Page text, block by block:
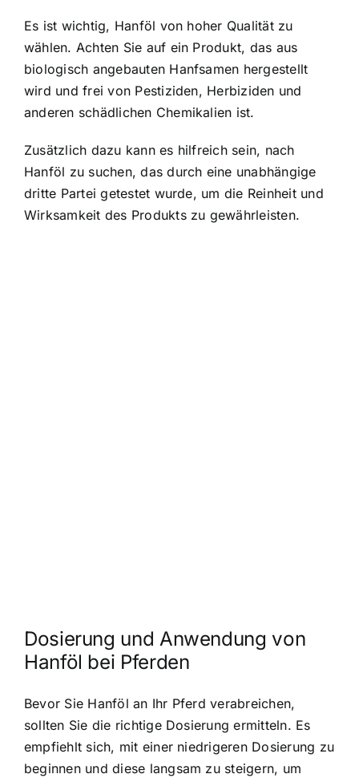
Es ist wichtig, Hanföl von hoher Qualität zu
wählen. Achten Sie auf ein Produkt, das aus
biologisch angebauten Hanfsamen hergestellt
wird und frei von Pestiziden, Herbiziden und
anderen schädlichen Chemikalien ist.
Zusätzlich dazu kann es hilfreich sein, nach
Hanföl zu suchen, das durch eine unabhängige
dritte Partei getestet wurde, um die Reinheit und
Wirksamkeit des Produkts zu gewährleisten.
Dosierung und Anwendung von
Hanföl bei Pferden
Bevor Sie Hanföl an Ihr Pferd verabreichen,
sollten Sie die richtige Dosierung ermitteln. Es
empfiehlt sich, mit einer niedrigeren Dosierung zu
beginnen und diese langsam zu steigern, um